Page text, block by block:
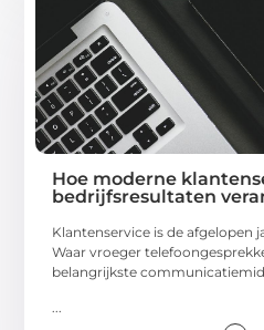
Hoe moderne
bedrijfsresultaten
Klantenservice is de afgelopen
Waar vroeger
belangrijkste
...